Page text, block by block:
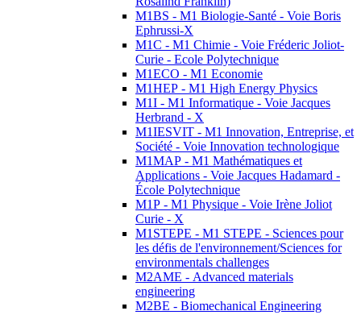
M1BS - M1 Biologie-Santé - Voie Boris
Ephrussi-X
M1C - M1 Chimie - Voie Fréderic Joliot-
Curie - Ecole Polytechnique
M1ECO - M1 Economie
M1HEP - M1 High Energy Physics
M1I - M1 Informatique - Voie Jacques
Herbrand - X
M1IESVIT - M1 Innovation, Entreprise, et
Société - Voie Innovation technologique
M1MAP - M1 Mathématiques et
Applications - Voie Jacques Hadamard -
École Polytechnique
M1P - M1 Physique - Voie Irène Joliot
Curie - X
M1STEPE - M1 STEPE - Sciences pour
les défis de l'environnement/Sciences for
environmentals challenges
M2AME - Advanced materials
engineering
M2BE - Biomechanical Engineering